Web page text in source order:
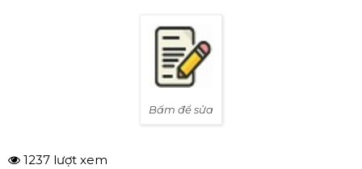
Bấm để sửa
1237 lượt xem